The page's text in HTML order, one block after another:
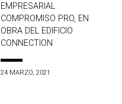
EMPRESARIAL
COMPROMISO PRO, EN
OBRA DEL EDIFICIO
CONNECTION
24 MARZO, 2021